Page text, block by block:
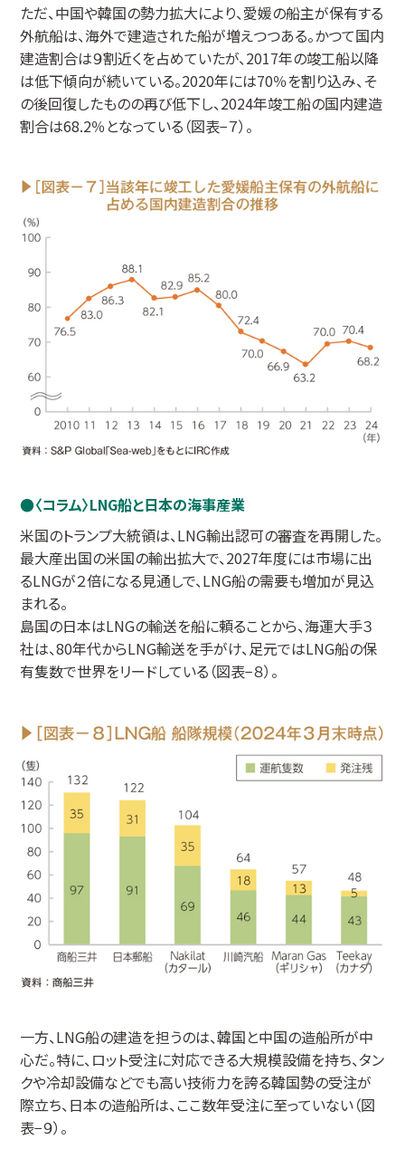
ただ、中国や韓国の勢力拡大により、愛媛の船主が保有する
外航船は、海外で建造された船が増えつつある。かつて国内
建造割合は９割近くを占めていたが、2017年の竣工船以降
は低下傾向が続いている。2020年には70％を割り込み、そ
の後回復したものの再び低下し、2024年竣工船の国内建造
割合は68.2％となっている（図表−７）。
〈コラム〉LNG船と日本の海事産業
米国のトランプ大統領は、LNG輸出認可の審査を再開した。
最大産出国の米国の輸出拡大で、2027年度には市場に出
るLNGが２倍になる見通しで、LNG船の需要も増加が見込
まれる。
島国の日本はLNGの輸送を船に頼ることから、海運大手３
社は、80年代からLNG輸送を手がけ、足元ではLNG船の保
有隻数で世界をリードしている（図表−８）。
一方、LNG船の建造を担うのは、韓国と中国の造船所が中
心だ。特に、ロット受注に対応できる大規模設備を持ち、タン
クや冷却設備などでも高い技術力を誇る韓国勢の受注が
際立ち、日本の造船所は、ここ数年受注に至っていない（図
表−９）。